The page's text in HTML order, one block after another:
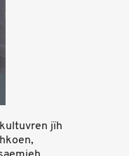
jïh